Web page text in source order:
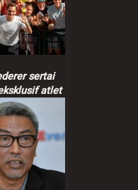
sertai
atlet
RM4.2